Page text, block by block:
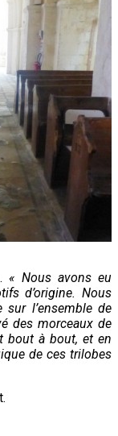
« Nous avons eu
d’origine. Nous
l’ensemble de
des morceaux de
bout à bout, et en
de ces trilobes